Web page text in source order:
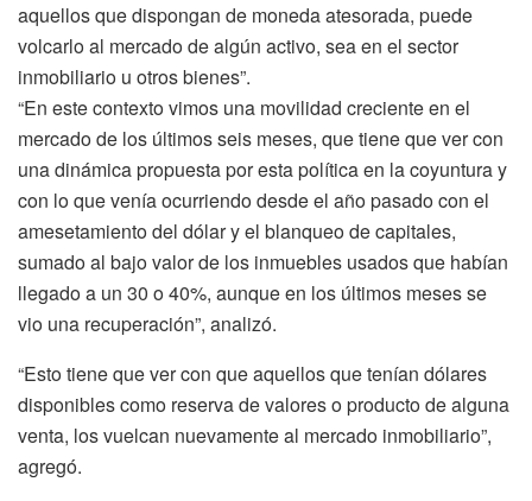
aquellos que dispongan de moneda atesorada, puede
volcarlo al mercado de algún activo, sea en el sector
inmobiliario u otros bienes”.
“En este contexto vimos una movilidad creciente en el
mercado de los últimos seis meses, que tiene que ver con
una dinámica propuesta por esta política en la coyuntura y
con lo que venía ocurriendo desde el año pasado con el
amesetamiento del dólar y el blanqueo de capitales,
sumado al bajo valor de los inmuebles usados que habían
llegado a un 30 o 40%, aunque en los últimos meses se
vio una recuperación”, analizó.
“Esto tiene que ver con que aquellos que tenían dólares
disponibles como reserva de valores o producto de alguna
venta, los vuelcan nuevamente al mercado inmobiliario”,
agregó.